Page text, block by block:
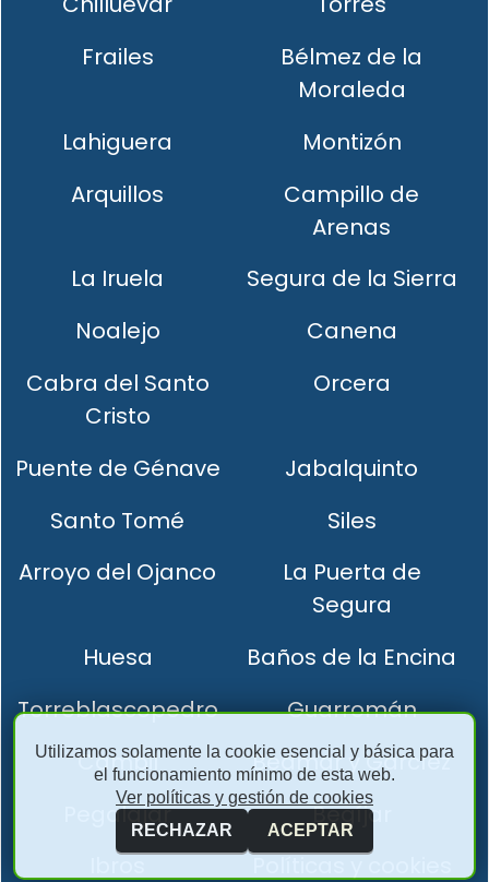
Frailes
Bélmez de la
Moraleda
Lahiguera
Montizón
Arquillos
Campillo de
Arenas
La Iruela
Segura de la Sierra
Noalejo
Canena
Cabra del Santo
Cristo
Orcera
Puente de Génave
Jabalquinto
Santo Tomé
Siles
Arroyo del Ojanco
La Puerta de
Segura
Huesa
Baños de la Encina
Torreblascopedro
Guarromán
Cambil
Bedmar y Garcíez
Pegalajar
Begíjar
Utilizamos solamente la cookie esencial y básica para
el funcionamiento mínimo de esta web.
Ver políticas y gestión de cookies
RECHAZAR
ACEPTAR